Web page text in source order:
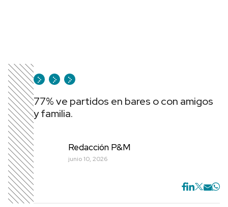
77% ve partidos en bares o con amigos
y familia.
Redacción P&M
junio 10, 2026